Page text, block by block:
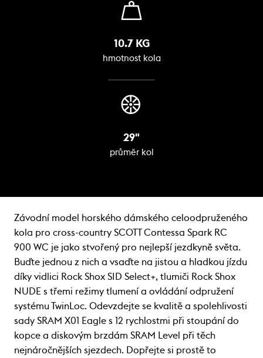
10.7 KG
hmotnost kola
29"
průměr kol
Závodní model horského dámského celoodpruženého
kola pro cross-country SCOTT Contessa Spark RC
900 WC je jako stvořený pro nejlepší jezdkyně světa.
Buďte jednou z nich a vsaďte na jistou a hladkou jízdu
díky vidlici Rock Shox SID Select+, tlumiči Rock Shox
NUDE s třemi režimy tlumení a ovládání odpružení
systému TwinLoc. Odevzdejte se kvalitě a spolehlivosti
sady SRAM X01 Eagle s 12 rychlostmi při stoupání do
kopce a diskovým brzdám SRAM Level při těch
nejnáročnějších sjezdech. Dopřejte si prostě to